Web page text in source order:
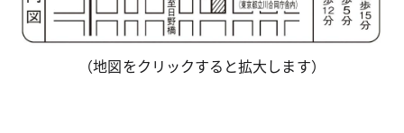
（地図をクリックすると拡大します）